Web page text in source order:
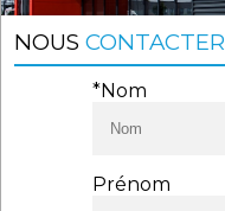
NOUSCONTACTER
*Nom
Prénom